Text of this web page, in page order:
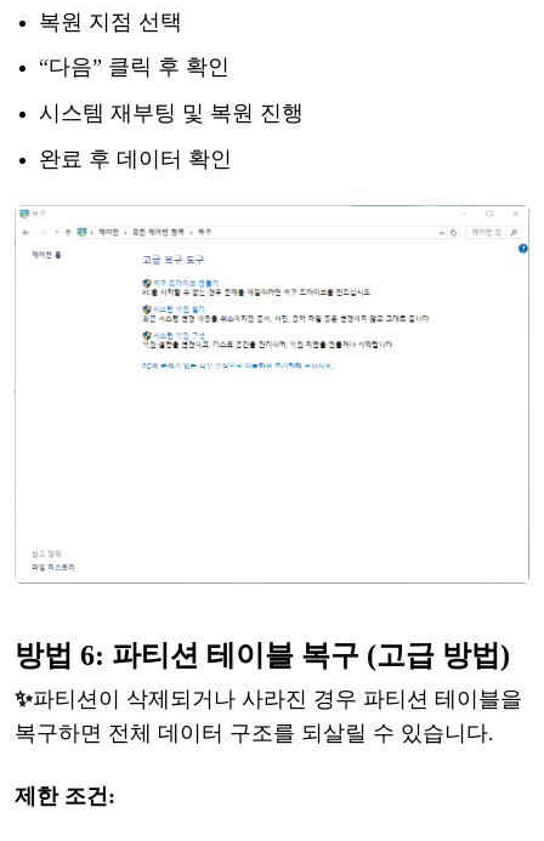
복원 지점 선택
“다음” 클릭 후 확인
시스템 재부팅 및 복원 진행
완료 후 데이터 확인
방법 6: 파티션 테이블 복구 (고급 방법)
✨파티션이 삭제되거나 사라진 경우 파티션 테이블을
복구하면 전체 데이터 구조를 되살릴 수 있습니다.
제한 조건: